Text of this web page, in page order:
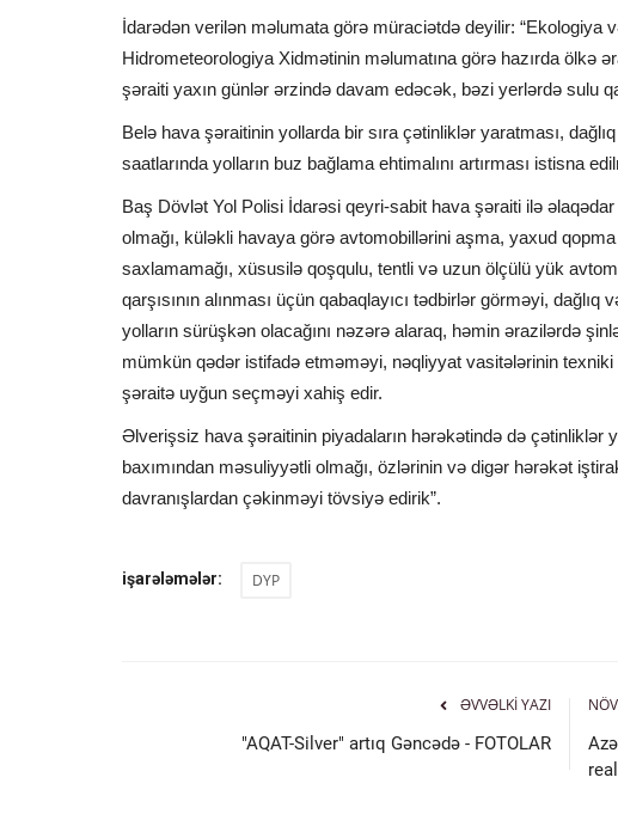
İdarədən verilən məlumata görə müraciətdə deyilir: “Ekologiya
Hidrometeorologiya Xidmətinin məlumatına görə hazırda ölkə
şəraiti yaxın günlər ərzində davam edəcək, bəzi yerlərdə sulu
Belə hava şəraitinin yollarda bir sıra çətinliklər yaratması,
saatlarında yolların buz bağlama ehtimalını artırması istisna
Baş Dövlət Yol Polisi İdarəsi qeyri-sabit hava şəraiti ilə
olmağı, küləkli havaya görə avtomobillərini aşma, yaxud qopma
saxlamamağı, xüsusilə qoşqulu, tentli və uzun ölçülü yük
qarşısının alınması üçün qabaqlayıcı tədbirlər görməyi,
yolların sürüşkən olacağını nəzərə alaraq, həmin ərazilərdə
mümkün qədər istifadə etməməyi, nəqliyyat vasitələrinin texniki
şəraitə uyğun seçməyi xahiş edir.
Əlverişsiz hava şəraitinin piyadaların hərəkətində də çətinliklər
baxımından məsuliyyətli olmağı, özlərinin və digər hərəkət
davranışlardan çəkinməyi tövsiyə edirik”.
işarələmələr: DYP
ƏVVƏLKI YAZI
"AQAT-Silver" artıq Gəncədə - FOTOLAR